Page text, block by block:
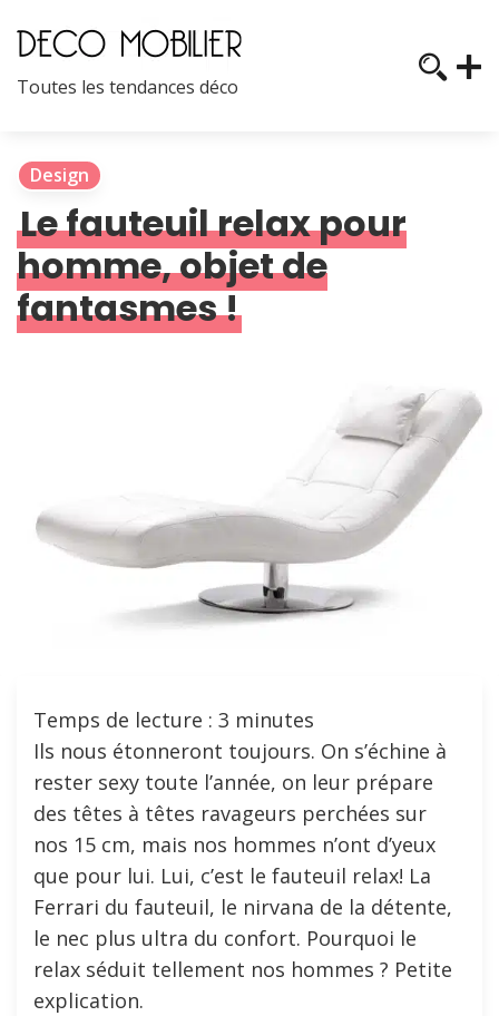
Toutes les tendances déco
Design
Le fauteuil relax pour
homme, objet de
fantasmes !
Temps de lecture : 3 minutes
Ils nous étonneront toujours. On s’échine à
rester sexy toute l’année, on leur prépare
des têtes à têtes ravageurs perchées sur
nos 15 cm, mais nos hommes n’ont d’yeux
que pour lui. Lui, c’est le fauteuil relax! La
Ferrari du fauteuil, le nirvana de la détente,
le nec plus ultra du confort. Pourquoi le
relax séduit tellement nos hommes ? Petite
explication.